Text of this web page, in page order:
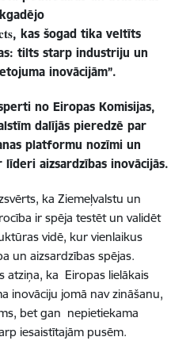
, kas šogad tika veltīts
tilts starp industriju un
inovācijām”.
no Eiropas Komisijas,
dalījās pieredzē par
platformu nozīmi un
aizsardzības inovācijās.
ka Ziemeļvalstu un
ir spēja testēt un validēt
vidē, kur vienlaikus
un aizsardzības spējas.
atziņa, ka Eiropas lielākais
inovāciju jomā nav zināšanu,
bet gan nepietiekama
iesaistītajām pusēm.